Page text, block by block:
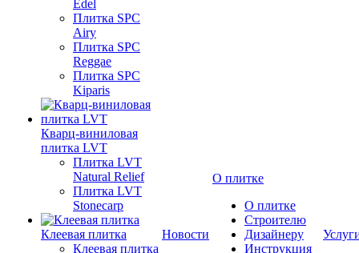
Edel
Плитка SPC
Airy
Плитка SPC
Reggae
Плитка SPC
Kiparis
Кварц-виниловая
плитка LVT
Плитка LVT
Natural Relief
Плитка LVT
Stonecarp
Клеевая плитка
Клеевая плитка
Новости
О плитке
О плитке
Строителю
Дизайнеру
Инструкция